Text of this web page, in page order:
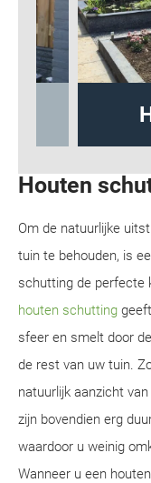
Houten
Om de natuurlijke
tuin te behouden, is
schutting de perfecte
houten schutting
sfeer en smelt door
de rest van uw tuin.
natuurlijk aanzicht
zijn bovendien erg
waardoor u weinig
Wanneer u een